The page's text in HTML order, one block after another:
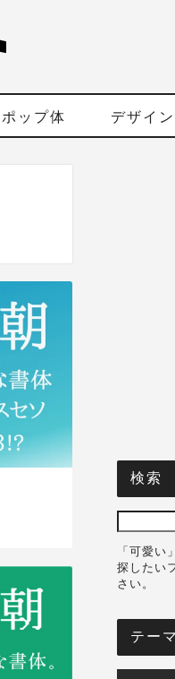
ポップ体 デザイ
検索
「可愛い
探したい
さい。
テー